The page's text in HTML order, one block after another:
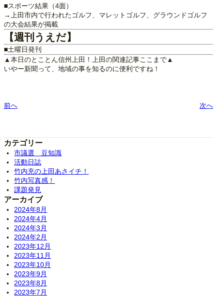
■スポーツ結果（4面）
→上田市内で行われたゴルフ、マレットゴルフ、グラウンドゴルフ
の大会結果が掲載
【週刊うえだ】
■土曜日発刊
▲本日のとことん信州上田！上田の関連記事ここまで▲
いやー新聞って、地域の事を知るのに便利ですね！
前へ 次へ
カテゴリー
市議選 豆知識
活動日誌
竹内充の上田あさイチ！
竹内写真感！
課題発見
アーカイブ
2024年8月
2024年4月
2024年3月
2024年2月
2023年12月
2023年11月
2023年10月
2023年9月
2023年8月
2023年7月